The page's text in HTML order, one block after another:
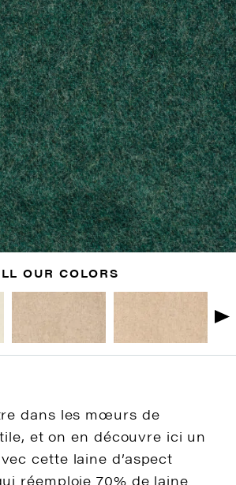
OUR COLORS
dans les mœurs de
et on en découvre ici un
cette laine d’aspect
réemploie 70% de laine